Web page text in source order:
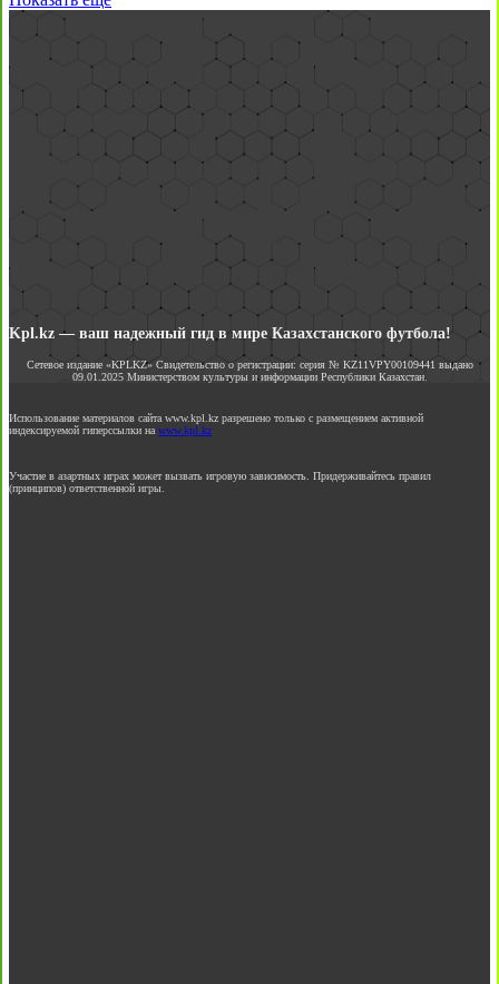
Kpl.kz — ваш надежный гид в мире Казахстанского футбола!
Сетевое издание «KPLKZ» Свидетельство о регистрации: серия № KZ11VPY00109441 выдано
09.01.2025 Министерством культуры и информации Республики Казахстан.
Использование материалов сайта www.kpl.kz разрешено только с размещением активной
индексируемой гиперссылки на www.kpl.kz
Участие в азартных играх может вызвать игровую зависимость. Придерживайтесь правил
(принципов) ответственной игры.